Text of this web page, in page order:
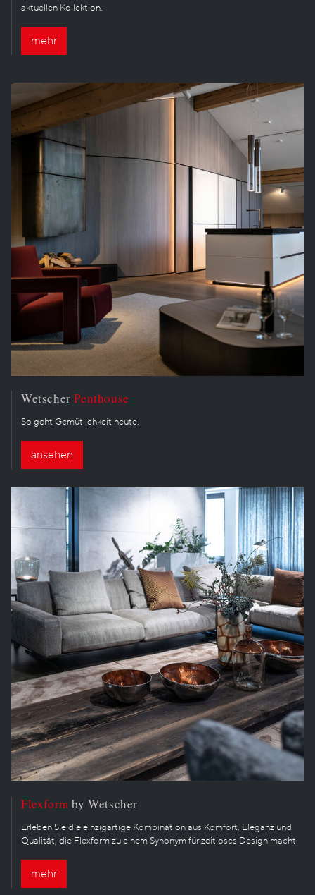
aktuellen Kollektion.
mehr
WetscherPenthouse
So geht Gemütlichkeit heute.
ansehen
Flexform by Wetscher
Erleben Sie die einzigartige Kombination aus Komfort, Eleganz und
Qualität, die Flexform zu einem Synonym für zeitloses Design macht.
mehr